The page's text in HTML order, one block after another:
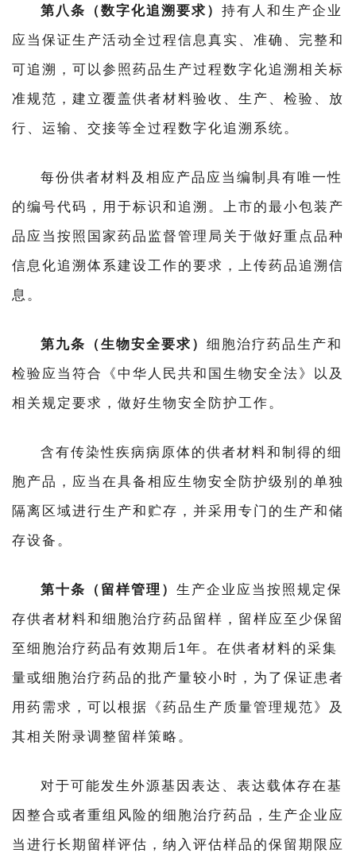
第八条（数字化追溯要求） 持有人和生产企业
应当保证生产活动全过程信息真实、准确、完整和
可追溯，可以参照药品生产过程数字化追溯相关标
准规范，建立覆盖供者材料验收、生产、检验、放
行、运输、交接等全过程数字化追溯系统。
每份供者材料及相应产品应当编制具有唯一性
的编号代码，用于标识和追溯。上市的最小包装产
品应当按照国家药品监督管理局关于做好重点品种
信息化追溯体系建设工作的要求，上传药品追溯信
息。
第九条（生物安全要求） 细胞治疗药品生产和
检验应当符合《中华人民共和国生物安全法》以及
相关规定要求，做好生物安全防护工作。
含有传染性疾病病原体的供者材料和制得的细
胞产品，应当在具备相应生物安全防护级别的单独
隔离区域进行生产和贮存，并采用专门的生产和储
存设备。
第十条（留样管理） 生产企业应当按照规定保
存供者材料和细胞治疗药品留样，留样应至少保留
至细胞治疗药品有效期后1年。在供者材料的采集
量或细胞治疗药品的批产量较小时，为了保证患者
用药需求，可以根据《药品生产质量管理规范》及
其相关附录调整留样策略。
对于可能发生外源基因表达、表达载体存在基
因整合或者重组风险的细胞治疗药品，生产企业应
当进行长期留样评估，纳入评估样品的保留期限应